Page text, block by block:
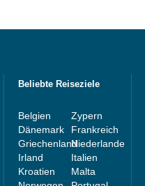
Beliebte Reiseziele
Belgien
Zypern
Dänemark
Frankreich
GriechenlandNiederlande
Irland
Italien
Kroatien
Malta